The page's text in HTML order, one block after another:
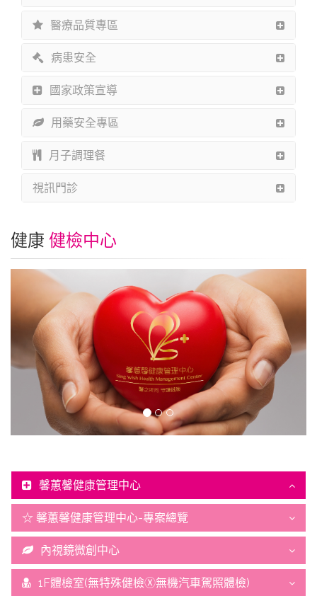
醫療品質專區
病患安全
國家政策宣導
用藥安全專區
月子調理餐
視訊門診
健康 健檢中心
馨蕙馨健康管理中心
☆ 馨蕙馨健康管理中心-專案總覽
內視鏡微創中心
1F體檢室(無特殊健檢Ⓧ無機汽車駕照體檢)